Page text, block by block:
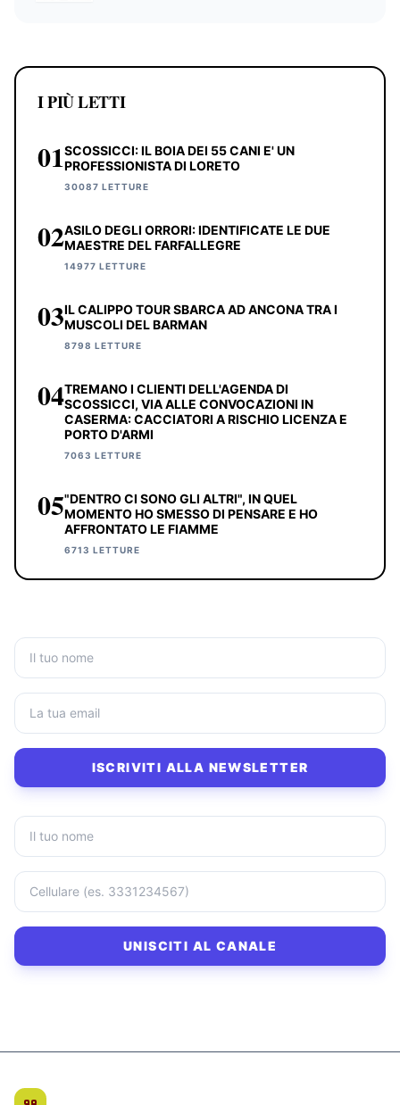
I PIÙ LETTI
01SCOSSICCI: IL BOIA DEI 55 CANI E' UN
PROFESSIONISTA DI LORETO
30087 LETTURE
02ASILO DEGLI ORRORI: IDENTIFICATE LE DUE
MAESTRE DEL FARFALLEGRE
14977 LETTURE
03IL CALIPPO TOUR SBARCA AD ANCONA TRA I
MUSCOLI DEL BARMAN
8798 LETTURE
04TREMANO I CLIENTI DELL'AGENDA DI
SCOSSICCI, VIA ALLE CONVOCAZIONI IN
CASERMA: CACCIATORI A RISCHIO LICENZA E
PORTO D'ARMI
7063 LETTURE
05"DENTRO CI SONO GLI ALTRI", IN QUEL
MOMENTO HO SMESSO DI PENSARE E HO
AFFRONTATO LE FIAMME
6713 LETTURE
ISCRIVITI ALLA NEWSLETTER
UNISCITI AL CANALE